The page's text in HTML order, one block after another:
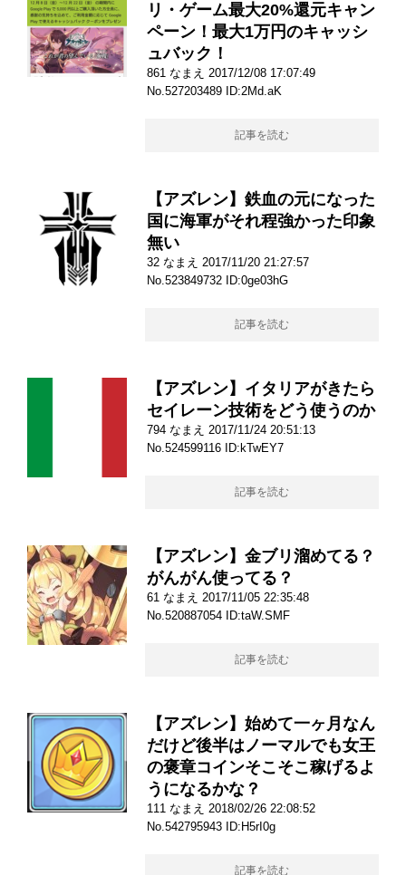
リ・ゲーム最大20%還元キャン
ペーン！最大1万円のキャッシ
ュバック！
861 なまえ 2017/12/08 17:07:49
No.527203489 ID:2Md.aK
記事を読む
【アズレン】鉄血の元になった
国に海軍がそれ程強かった印象
無い
32 なまえ 2017/11/20 21:27:57
No.523849732 ID:0ge03hG
記事を読む
【アズレン】イタリアがきたら
セイレーン技術をどう使うのか
794 なまえ 2017/11/24 20:51:13
No.524599116 ID:kTwEY7
記事を読む
【アズレン】金ブリ溜めてる？
がんがん使ってる？
61 なまえ 2017/11/05 22:35:48
No.520887054 ID:taW.SMF
記事を読む
【アズレン】始めて一ヶ月なん
だけど後半はノーマルでも女王
の褒章コインそこそこ稼げるよ
うになるかな？
111 なまえ 2018/02/26 22:08:52
No.542795943 ID:H5rI0g
記事を読む